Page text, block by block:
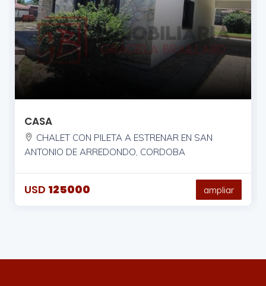
CASA
CHALET CON PILETA A ESTRENAR EN SAN
ANTONIO DE ARREDONDO, CORDOBA
USD 125000 ampliar